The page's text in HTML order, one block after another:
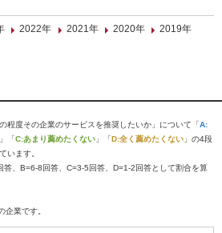
2022年 2021年 2020年
2019年
程度その企業のサービスを推奨したいか」について「A:
」「C:あまり薦めたくない 」「D:全く薦めたくない 」の4段
います。
、B=6-8回答、C=3-5回答、D=1-2回答として割合を算
企業です。